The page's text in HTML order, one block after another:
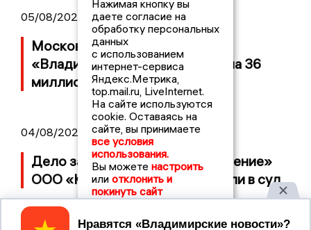
05/08/2026 08:30
Московский ЧОП подал иск к
«Владимирскому стандарту» на 36
миллионов рублей
04/08/2026 15:40
Дело застройщика ЖК «Поколение»
ООО «Капитал Строй» передали в суд
Нажимая кнопку вы
даете согласие на
обработку персональных
данных
с использованием
интернет-сервиса
Яндекс.Метрика,
top.mail.ru, LiveInternet.
На сайте используются
cookie. Оставаясь на
сайте, вы принимаете
все условия
использования.
Вы можете настроить
или отклонить и
покинуть сайт
Принять